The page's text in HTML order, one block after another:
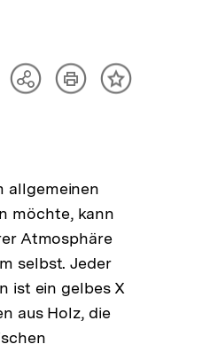
TeilenArtikelInhalt
allgemeinen
möchte, kann
Atmosphäre
selbst. Jeder
ist ein gelbes X
aus Holz, die